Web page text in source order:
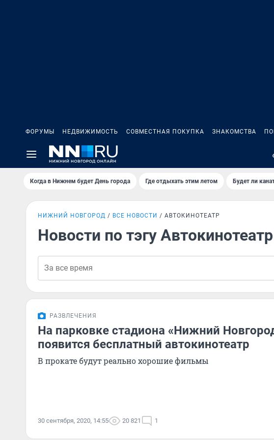
ФОРУМЫ НЕДВИЖИМОСТЬ СОВМЕСТНАЯ ПОКУПКА ЗНАКОМСТВА
Когда в Нижнем будет День города Где отдыхать этим летом Будет ли
НИЖНИЙ НОВГОРОД ВСЕ НОВОСТИ АВТОКИНОТЕАТР
Новости по тэгу Автокинотеатр
РАЗВЛЕЧЕНИЯ
На парковке стадиона «Нижний
появится бесплатный автокинотеатр
В прокате будут реально хорошие фильмы
30 сентября, 2020, 14:55 20 821 1